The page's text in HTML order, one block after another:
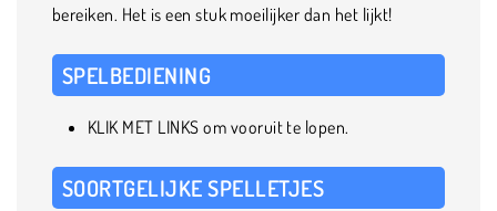
bereiken. Het is een stuk moeilijker dan het lijkt!
SPELBEDIENING
KLIK MET LINKS om vooruit te lopen.
SOORTGELIJKE SPELLETJES